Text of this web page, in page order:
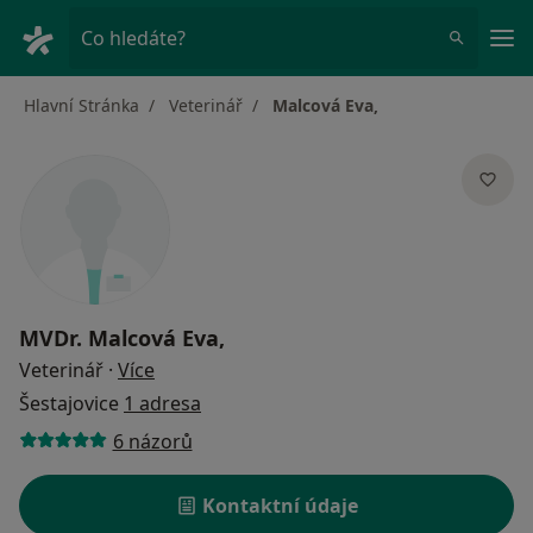
Co hledáte?
Hlavní Stránka Veterinář Malcová Eva,
MVDr. Malcová Eva,
Veterinář · Více
Šestajovice 1 adresa
6 názorů
Kontaktní údaje